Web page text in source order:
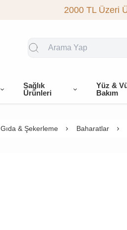
2000 TL Üzeri
Sağlık
Ürünleri
Yüz &
Bakım
Gıda & Şekerleme Baharatlar